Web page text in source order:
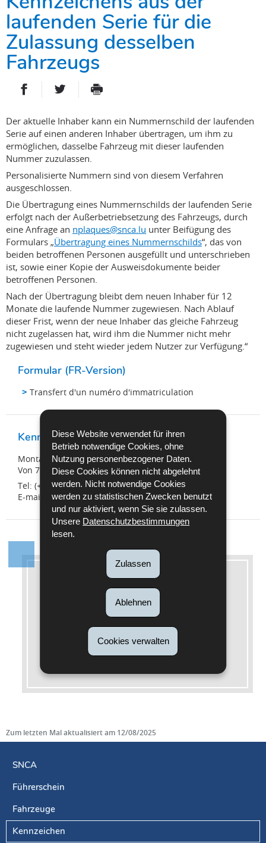
Diese Website verwendet für ihren
Betrieb notwendige Cookies, ohne
Nutzung personenbezogener Daten.
Diese Cookies können nicht abgelehnt
werden. Nicht notwendige Cookies
werden zu statistischen Zwecken benutzt
und nur aktiviert, wenn Sie sie zulassen.
Unsere Datenschutzbestimmungen
lesen.
Zulassen
Ablehnen
Cookies verwalten
laufenden Serie für die
Zulassung desselben
Fahrzeugs
PARTAGER SUR FACEBOOK
PARTAGER SUR TWITTER
IMPRIMER
Der aktuelle Inhaber kann ein Nummernschild der laufenden
Serie auf einen anderen Inhaber übertragen, um ihm zu
ermöglichen, dasselbe Fahrzeug mit dieser laufenden
Nummer zuzulassen.
Personalisierte Nummern sind von diesem Verfahren
ausgeschlossen.
Die Übertragung eines Nummernschilds der laufenden Serie
erfolgt nach der Außerbetriebsetzung des Fahrzeugs, durch
eine Anfrage an nplaques@snca.lu unter Beifügung des
Formulars „Übertragung eines Nummernschilds“, das von
beiden betroffenen Personen ausgefüllt und unterschrieben
ist, sowie einer Kopie der Ausweisdokumente beider
betroffenen Personen.
Nach der Übertragung bleibt dem neuen Inhaber für 12
Monate die laufende Nummer zugewiesen. Nach Ablauf
dieser Frist, wenn der neue Inhaber das gleiche Fahrzeug
nicht zugelassen hat, wird ihm die Nummer nicht mehr
zugewiesen und steht wieder jedem Nutzer zur Verfügung.“
Formular (FR-Version)
Transfert d'un numéro d'immatriculation
Kennzeichen-Abteilung
Montag bis Freitag
Von 7:30 Uhr bis 16:30 Uhr
Tel: (+352) 26 626 - 400
E-mail:
nplaques@snca.lu
Mehr dazu
Rechtsgrundlagen
Règlement grand-ducal modifié du 26
janvier 2016
relatif à la réception et à
Zum letzten Mal aktualisiert am 12/08/2025
Navigationsmenü
SNCA
Führerschein
Fahrzeuge
Kennzeichen